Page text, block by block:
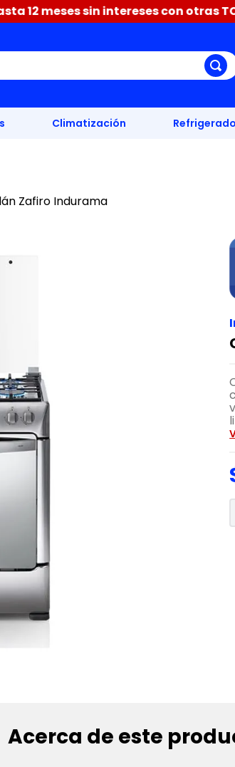
sin intereses con otras TC
Climatización
Zafiro Indurama
Acerca de este